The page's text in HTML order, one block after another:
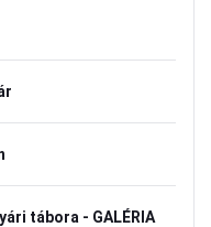
tábora - GALÉRIA